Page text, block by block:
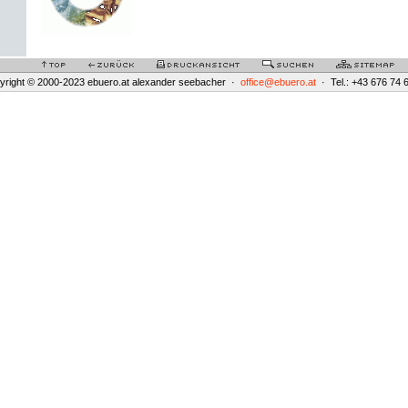
© 2000-2023 ebuero.at alexander seebacher · office@ebuero.at · Tel.: +43 676 74